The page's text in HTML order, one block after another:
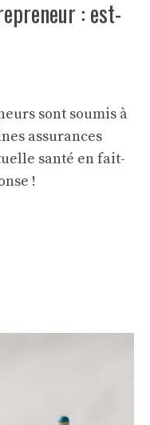
: est-
sont soumis à
assurances
santé en fait-
!